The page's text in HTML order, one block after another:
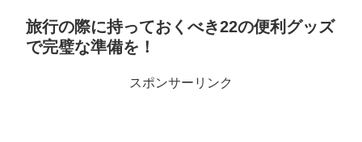
旅行の際に持っておくべき22の便利グッズ
で完璧な準備を！
スポンサーリンク